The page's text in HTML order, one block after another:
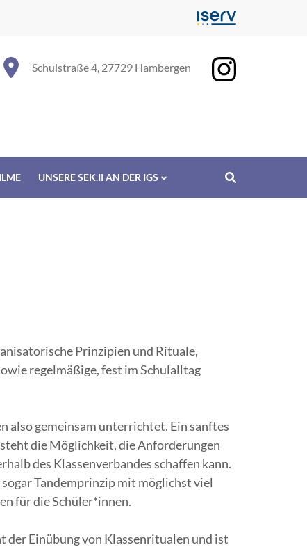
Schulstraße 4, 27729 Hambergen
UNSERE SEK.II AN DER IGS
Prinzipien und Rituale,
regelmäßige, fest im Schulalltag
also gemeinsam unterrichtet. Ein sanftes
die Möglichkeit, die Anforderungen
des Klassenverbandes schaffen kann.
Tandemprinzip mit möglichst viel
für die Schüler*innen.
Einübung von Klassenritualen und ist